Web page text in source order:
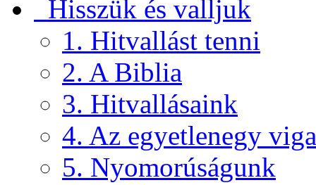
Hisszük és valljuk
1. Hitvallást tenni
2. A Biblia
3. Hitvallásaink
4. Az egyetlenegy
5. Nyomorúságunk